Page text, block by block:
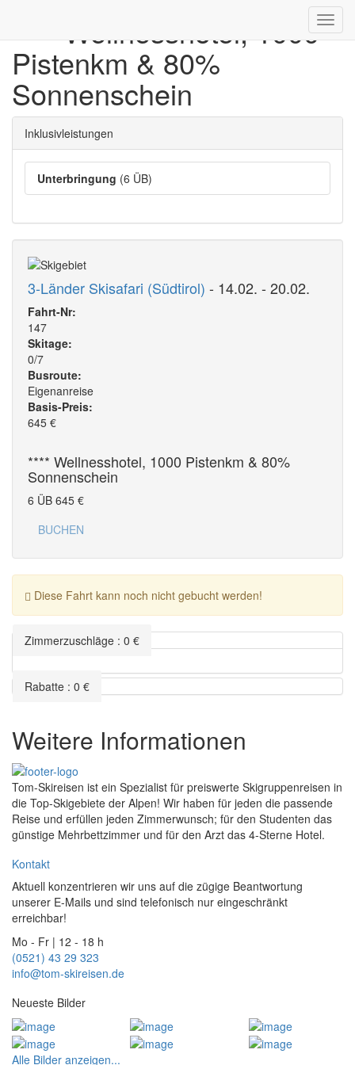
**** Wellnesshotel, 1000
Pistenkm & 80%
Sonnenschein
Inklusivleistungen
Unterbringung (6 ÜB)
3-Länder Skisafari (Südtirol) - 14.02. - 20.02.
Fahrt-Nr:
147
Skitage:
0/7
Busroute:
Eigenanreise
Basis-Preis:
645 €
**** Wellnesshotel, 1000 Pistenkm & 80%
Sonnenschein
6 ÜB 645 €
BUCHEN
Diese Fahrt kann noch nicht gebucht werden!
Zimmerzuschläge : 0 €
Rabatte : 0 €
Weitere Informationen
Tom-Skireisen ist ein Spezialist für preiswerte Skigruppenreisen in
die Top-Skigebiete der Alpen! Wir haben für jeden die passende
Reise und erfüllen jeden Zimmerwunsch; für den Studenten das
günstige Mehrbettzimmer und für den Arzt das 4-Sterne Hotel.
Kontakt
Aktuell konzentrieren wir uns auf die zügige Beantwortung
unserer E-Mails und sind telefonisch nur eingeschränkt
erreichbar!
Mo - Fr | 12 - 18 h
(0521) 43 29 323
info@tom-skireisen.de
Neueste Bilder
Alle Bilder anzeigen...